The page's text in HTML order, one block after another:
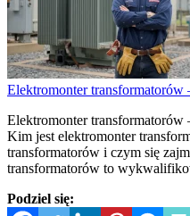
Elektromonter
Elektromonter
Kim jest elektromonter
transformatorów i czym się
transformatorów to
Podziel się: